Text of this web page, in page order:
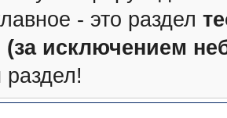
- это раздел
(за исключением